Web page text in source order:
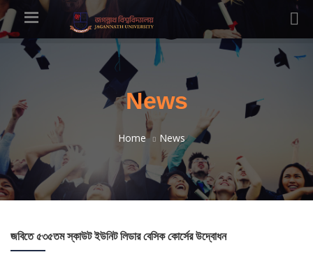
News
Home News
জবিতে ৫৩৫তম স্কাউট ইউনিট লিডার বেসিক কোর্সের উদ্বোধন